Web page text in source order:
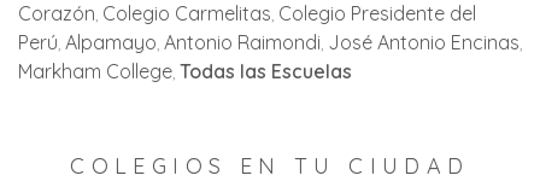
Corazón Colegio Carmelitas Colegio Presidente del
Perú Alpamayo Antonio Raimondi José Antonio Encinas
Markham College Todas las Escuelas
COLEGIOS EN TU CIUDAD